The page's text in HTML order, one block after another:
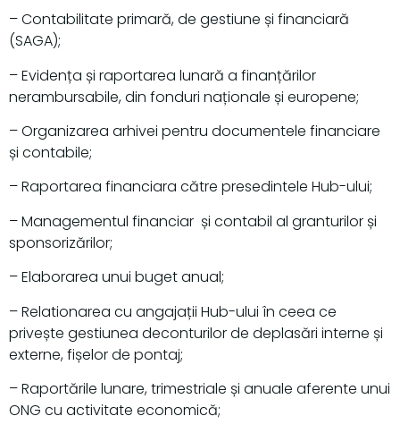
– Contabilitate primară, de gestiune și financiară
(SAGA);
– Evidența și raportarea lunară a finanțărilor
nerambursabile, din fonduri naționale și europene;
– Organizarea arhivei pentru documentele financiare
și contabile;
– Raportarea financiara către presedintele Hub-ului;
– Managementul financiar și contabil al granturilor și
sponsorizărilor;
– Elaborarea unui buget anual;
– Relationarea cu angajații Hub-ului în ceea ce
privește gestiunea deconturilor de deplasări interne și
externe, fișelor de pontaj;
– Raportările lunare, trimestriale și anuale aferente unui
ONG cu activitate economică;